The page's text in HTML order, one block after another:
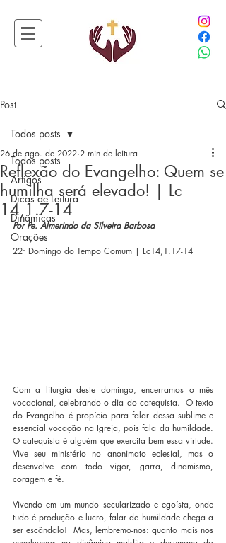
Post
Todos posts
Artigos
Dicas de Leitura
Dinâmicas
Orações
Todos posts
Reflexão do Evangelho: Quem se
humilha será elevado! | Lc
14,1.7-14
26 de ago. de 2022 2 min de leitura
Por Pe. Almerindo da Silveira Barbosa
22º Domingo do Tempo Comum | Lc14,1.17-14
Com a liturgia deste domingo, encerramos o mês
vocacional, celebrando o dia do catequista.  O texto
do Evangelho é propício para falar dessa sublime e
essencial vocação na Igreja, pois fala da humildade.
O catequista é alguém que exercita bem essa virtude.
Vive seu ministério no anonimato eclesial, mas o
desenvolve com todo vigor, garra, dinamismo,
coragem e fé.
Vivendo em um mundo secularizado e egoísta, onde
tudo é produção e lucro, falar de humildade chega a
ser escândalo!  Mas, lembremo-nos: quanto mais nos